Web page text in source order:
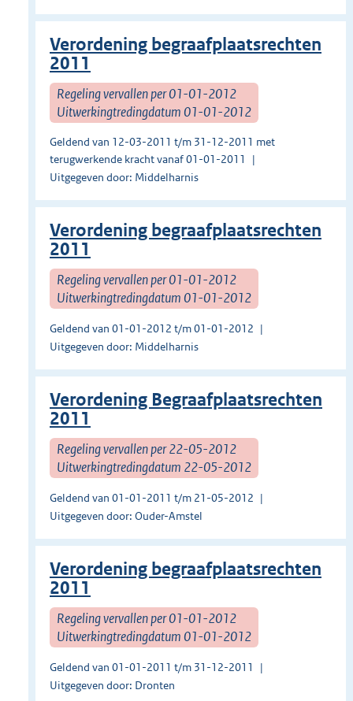
Verordening begraafplaatsrechten
2011
Regeling vervallen per 01-01-2012
Uitwerkingtredingdatum 01-01-2012
Geldend van 12-03-2011 t/m 31-12-2011 met
terugwerkende kracht vanaf 01-01-2011
Uitgegeven door: Middelharnis
Verordening begraafplaatsrechten
2011
Regeling vervallen per 01-01-2012
Uitwerkingtredingdatum 01-01-2012
Geldend van 01-01-2012 t/m 01-01-2012
Uitgegeven door: Middelharnis
Verordening Begraafplaatsrechten
2011
Regeling vervallen per 22-05-2012
Uitwerkingtredingdatum 22-05-2012
Geldend van 01-01-2011 t/m 21-05-2012
Uitgegeven door: Ouder-Amstel
Verordening begraafplaatsrechten
2011
Regeling vervallen per 01-01-2012
Uitwerkingtredingdatum 01-01-2012
Geldend van 01-01-2011 t/m 31-12-2011
Uitgegeven door: Dronten